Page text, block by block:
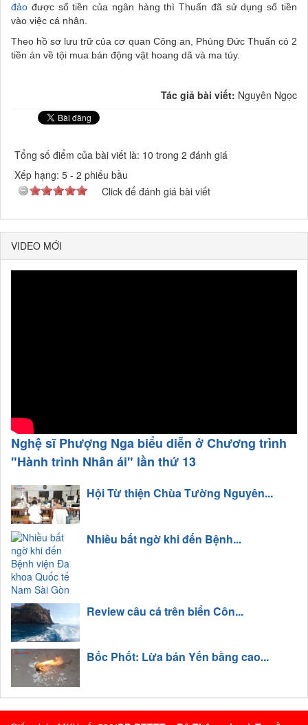
đảo được số tiền của ngân hàng thì Thuấn đã sử dụng số tiền
vào việc cá nhân.
Theo hồ sơ lưu trữ của cơ quan Công an, Phùng Đức Thuấn có 2
tiền án về tội mua bán động vật hoang dã và ma túy.
Tác giả bài viết: Nguyên Ngọc
Tổng số điểm của bài viết là: 10 trong 2 đánh giá
Xếp hạng: 5 - 2 phiếu bầu
Click để đánh giá bài viết
VIDEO MỚI
Nghệ sĩ Phượng Nga biểu diễn ở Chương trình
"Hành trình Nhân ái" lần thứ 13
Hội Từ thiện Chùa Tường Nguyên...
Nhiều bất ngờ khi đến Bệnh...
Review câu cá trên biển Côn...
Bốc Phốt: Lừa bán Yến bằng cao...